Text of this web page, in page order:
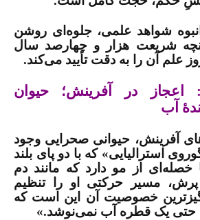
شواهد علمی، جلوه‌ای روشن
شریعت هزار و چهارصد سال
علم آن را به دقت تأیید می‌کند.
در آفرینش؛ حیوان
آب
آفرینش، حیوانی صحرایی وجود
استرالیایی» که با دو پای بلند
از مو دارد که مانند دم
پرش، مسیر حرکتی او را تنظیم
خصوصیت آن این است که
حتی یک قطره آب نمی‌نوشد.»